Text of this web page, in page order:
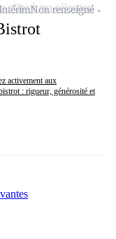
activement aux
: rigueur, générosité et
Non renseigné
offre à ma sélection